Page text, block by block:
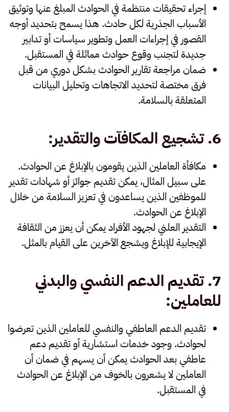
إجراءتحقيقات منتظمة في الحوادث المبلغ عنها وتوثيق
الأسباب الجذرية لكل حادث. هذا يسمح بتحديد أوجه
القصور في إجراءات العمل وتطوير سياسات أو تدابير
جديدة لتجنب وقوع حوادث مماثلة في المستقبل.
ضمان مراجعة تقارير الحوادثبشكل دوري من قبل
فرق مختصة لتحديد الاتجاهات وتحليل البيانات
المتعلقة بالسلامة.
6. تشجيع المكافآت والتقدير:
مكافأة العاملين الذين يقومون بالإبلاغ عن الحوادث.
على سبيل المثال، يمكن تقديم جوائز أو شهادات تقدير
للموظفين الذين يساعدون في تعزيز السلامة من خلال
الإبلاغ عن الحوادث.
التقدير العلني لجهود الأفراد يمكن أن يعزز من الثقافة
الإيجابية للإبلاغ ويشجع الآخرين على القيام بالمثل.
7. تقديم الدعم النفسي والبدني
للعاملين:
تقديم الدعم العاطفي والنفسي للعاملين الذين تعرضوا
لحوادث. وجود خدمات استشارية أو تقديم دعم
عاطفي بعد الحوادث يمكن أن يسهم في ضمان أن
العاملين لا يشعرون بالخوف من الإبلاغ عن الحوادث
في المستقبل.